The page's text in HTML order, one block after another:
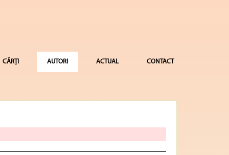
CĂRȚI AUTORI ACTUAL CONTACT